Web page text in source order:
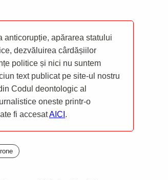
anticorupție, apărarea statului
dezvăluirea cârdășiilor
politice și nici nu suntem
text publicat pe site-ul nostru
Codul deontologic al
oneste printr-o
fi accesatAICI .